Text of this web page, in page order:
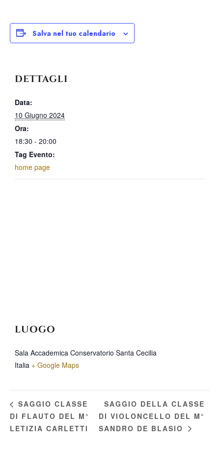
Salva nel tuo calendario
DETTAGLI
Data:
10 Giugno 2024
Ora:
18:30 - 20:00
Tag Evento:
home page
LUOGO
Sala Accademica Conservatorio Santa Cecilia
Italia + Google Maps
SAGGIO CLASSE
DI FLAUTO DEL M°
LETIZIA CARLETTI
SAGGIO DELLA CLASSE
DI VIOLONCELLO DEL M°
SANDRO DE BLASIO